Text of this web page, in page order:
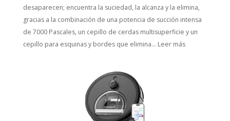
desaparecen; encuentra la suciedad, la alcanza y la elimina,
gracias a la combinación de una potencia de succión intensa
de 7000 Pascales, un cepillo de cerdas multisuperficie y un
cepillo para esquinas y bordes que elimina... Leer más